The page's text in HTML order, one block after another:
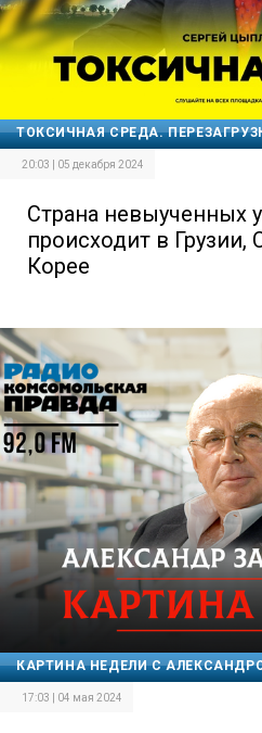
ТОКСИЧНАЯ СРЕДА.
20:03 | 05 декабря 2024
Страна невыученных
происходит в
Корее
КАРТИНА НЕДЕЛИ С
17:03 | 04 мая 2024